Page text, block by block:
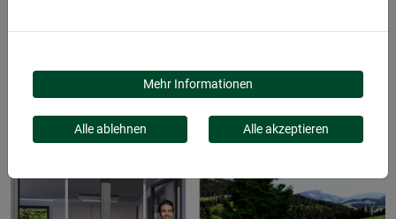
Mehr Informationen
Alle ablehnen Alle akzeptieren